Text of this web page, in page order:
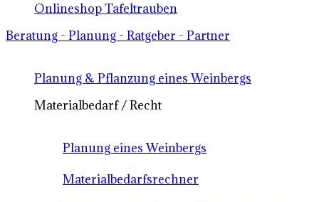
Onlineshop Tafeltrauben
Beratung - Planung - Ratgeber - Partner
Planung & Pflanzung eines Weinbergs
Materialbedarf / Recht
Planung eines Weinbergs
Materialbedarfsrechner